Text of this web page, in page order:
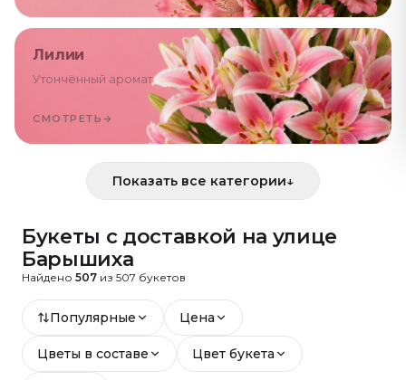
Лилии
Утончённый аромат
СМОТРЕТЬ →
Показать все категории↓
Букеты с доставкой на улице
Барышиха
Найдено 507 из 507 букетов
Популярные Цена
Цветы в составе Цвет букета